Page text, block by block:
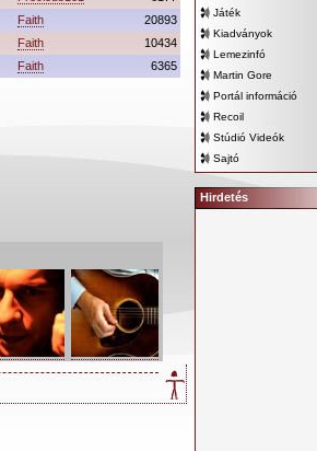
Faith
20893
Faith
10434
Faith 6365
Játék
Kiadványok
Lemezinfó
Martin Gore
Portál információ
Recoil
Stúdió Videók
Sajtó
Hirdetés